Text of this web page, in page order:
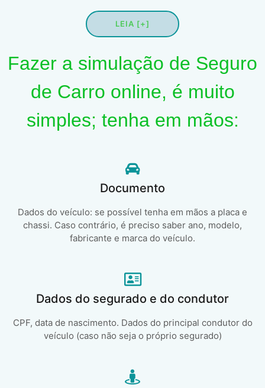
LEIA [+]
Fazer a simulação de Seguro
de Carro online, é muito
simples; tenha em mãos:
Documento
Dados do veículo: se possível tenha em mãos a placa e
chassi. Caso contrário, é preciso saber ano, modelo,
fabricante e marca do veículo.
Dados do segurado e do condutor
CPF, data de nascimento. Dados do principal condutor do
veículo (caso não seja o próprio segurado)